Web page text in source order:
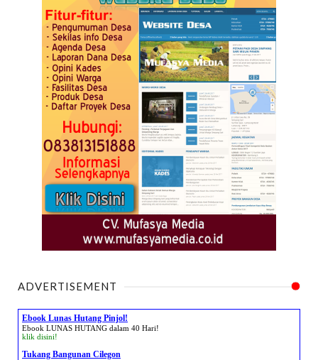
ADVERTISEMENT
Ebook Lunas Hutang Pinjol!
Ebook LUNAS HUTANG dalam 40 Hari!
klik disini!
Tukang Bangunan Cilegon